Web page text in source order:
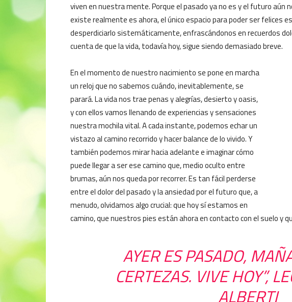
viven en nuestra mente. Porque el pasado ya no es y el futuro aún
existe realmente es ahora, el único espacio para poder ser felices
desperdiciarlo sistemáticamente, enfrascándonos en recuerdos
cuenta de que la vida, todavía hoy, sigue siendo demasiado breve.
En el momento de nuestro nacimiento se pone en marcha
un reloj que no sabemos cuándo, inevitablemente, se
parará. La vida nos trae penas y alegrías, desierto y oasis,
y con ellos vamos llenando de experiencias y sensaciones
nuestra mochila vital. A cada instante, podemos echar un
vistazo al camino recorrido y hacer balance de lo vivido. Y
también podemos mirar hacia adelante e imaginar cómo
puede llegar a ser ese camino que, medio oculto entre
brumas, aún nos queda por recorrer. Es tan fácil perderse
entre el dolor del pasado y la ansiedad por el futuro que, a
menudo, olvidamos algo crucial: que hoy sí estamos en
camino, que nuestros pies están ahora en contacto con el suelo y
AYER ES PASADO,
CERTEZAS. VIVE HOY”,
ALBERTI